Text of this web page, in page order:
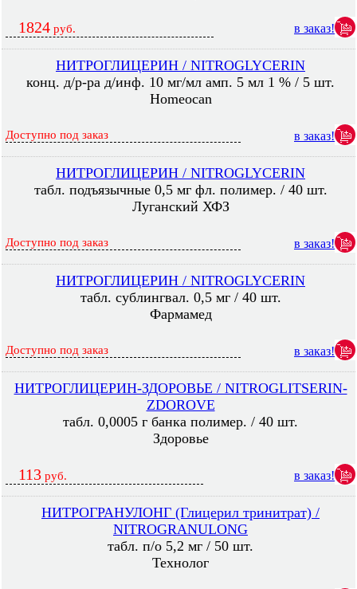
1824 руб. в заказ!
НИТРОГЛИЦЕРИН / NITROGLYCERIN
конц. д/р-ра д/инф. 10 мг/мл амп. 5 мл 1 % / 5 шт.
Homeocan
Доступно под заказ в заказ!
НИТРОГЛИЦЕРИН / NITROGLYCERIN
табл. подъязычные 0,5 мг фл. полимер. / 40 шт.
Луганский ХФЗ
Доступно под заказ в заказ!
НИТРОГЛИЦЕРИН / NITROGLYCERIN
табл. сублингвал. 0,5 мг / 40 шт.
Фармамед
Доступно под заказ в заказ!
НИТРОГЛИЦЕРИН-ЗДОРОВЬЕ / NITROGLITSERIN-
ZDOROVE
табл. 0,0005 г банка полимер. / 40 шт.
Здоровье
113 руб. в заказ!
НИТРОГРАНУЛОНГ (Глицерил тринитрат) /
NITROGRANULONG
табл. п/о 5,2 мг / 50 шт.
Технолог